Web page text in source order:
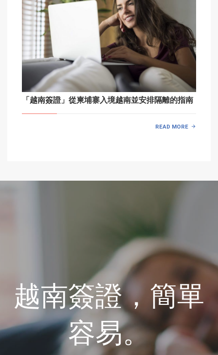
「越南簽證」從柬埔寨入境越南並安排隔離的指南
READ MORE
越南簽證，簡單
容易。